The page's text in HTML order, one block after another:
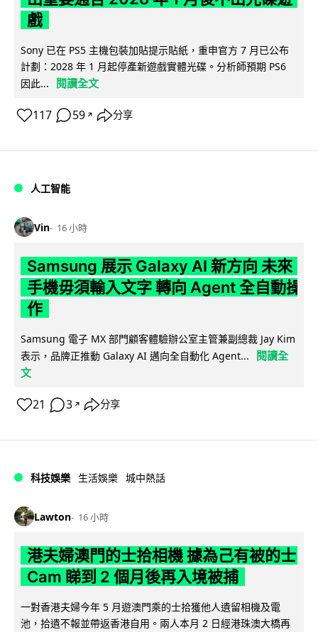
戲
Sony 已在 PS5 主機包裝加貼提示貼紙，重申官方 7 月已公布
計劃：2028 年 1 月起停產新遊戲實體光碟。分析師預期 PS6
因此...
閱讀全文
117 59 ↗ 分享
人工智能
Vin 16 小時
Samsung 展示 Galaxy AI 新方向 未來
手機毋須輸入文字 轉向 Agent 全自動操
作
Samsung 電子 MX 部門顧客體驗辦公室主管兼副總裁 Jay Kim
表示，品牌正推動 Galaxy AI 邁向全自動化 Agent...
閱讀全
文
21 3 ↗ 分享
科技娛樂 生活娛樂 城中熱話
Lawton 16 小時
港夫婦澳門的士拾相機 據為己有被的士
Cam 睇到 2 個月後再入境被捕
一對香港夫婦今年 5 月遊澳門乘的士拾獲他人遺留相機及電
池，拾遺不報並帶返香港自用。兩人本月 2 日經港珠澳大橋再